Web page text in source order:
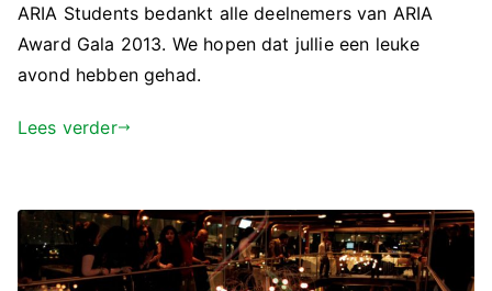
ARIA Students bedankt alle deelnemers van ARIA
Award Gala 2013. We hopen dat jullie een leuke
avond hebben gehad.
Lees verder